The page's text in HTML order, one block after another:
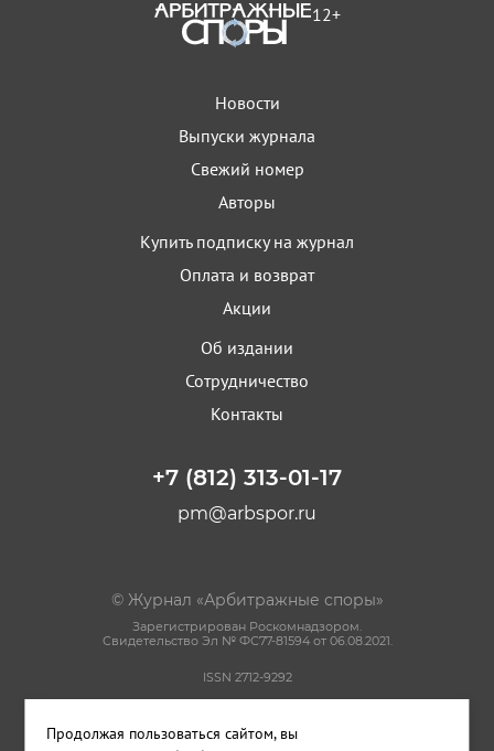
12+
Новости
Выпуски журнала
Свежий номер
Авторы
Купить подписку на журнал
Оплата и возврат
Акции
Об издании
Сотрудничество
Контакты
+7 (812) 313-01-17
pm@arbspor.ru
© Журнал «Арбитражные споры»
Зарегистрирован Роскомнадзором.
Свидетельство Эл № ФС77-81594 от 06.08.2021.
ISSN 2712-9292
Пользовательское соглашение
Продолжая пользоваться сайтом, вы